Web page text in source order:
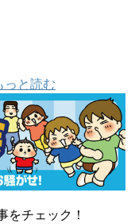
っと読む
をチェック！